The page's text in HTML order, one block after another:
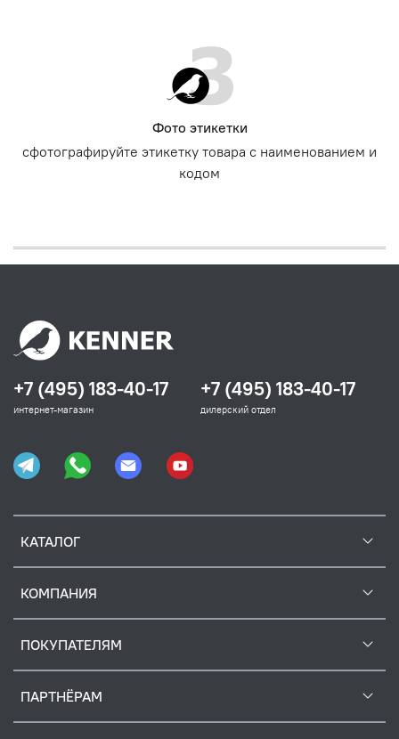
Фото этикетки
сфотографируйте этикетку товара с наименованием и
кодом
КАТАЛОГ
КОМПАНИЯ
ПОКУПАТЕЛЯМ
ПАРТНЁРАМ
+7 (495) 183-40-17
интернет-магазин
+7 (495) 183-40-17
дилерский отдел